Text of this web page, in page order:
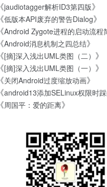
《jaudiotagger解析ID3第四版》
《低版本API废弃的警告Dialog》
《Android Zygote进程的启动流程
《Android消息机制之四总结》
《[摘]深入浅出UML类图（二） 》
《[摘]深入浅出UML类图（一） 》
《关闭Android过度缩放动画》
《android13添加SELinux权限时
《周国平：爱的距离》